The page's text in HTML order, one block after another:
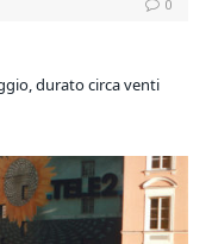
0
durato circa venti